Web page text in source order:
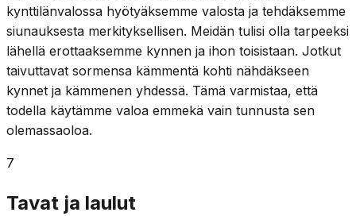
kynttilänvalossa hyötyäksemme valosta ja tehdäksemme
siunauksesta merkityksellisen. Meidän tulisi olla tarpeeksi
lähellä erottaaksemme kynnen ja ihon toisistaan. Jotkut
taivuttavat sormensa kämmentä kohti nähdäkseen
kynnet ja kämmenen yhdessä. Tämä varmistaa, että
todella käytämme valoa emmekä vain tunnusta sen
olemassaoloa.
7
Tavat ja laulut